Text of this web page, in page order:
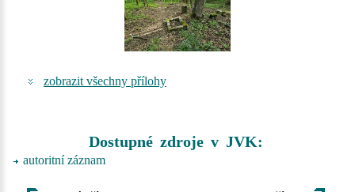
zobrazit všechny přílohy
Dostupné zdroje v JVK:
autoritní záznam